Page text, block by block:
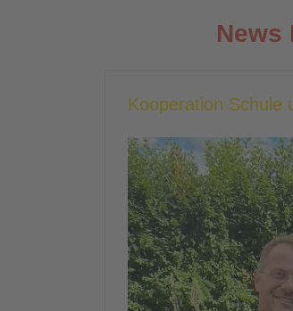
News
Kooperation Schule